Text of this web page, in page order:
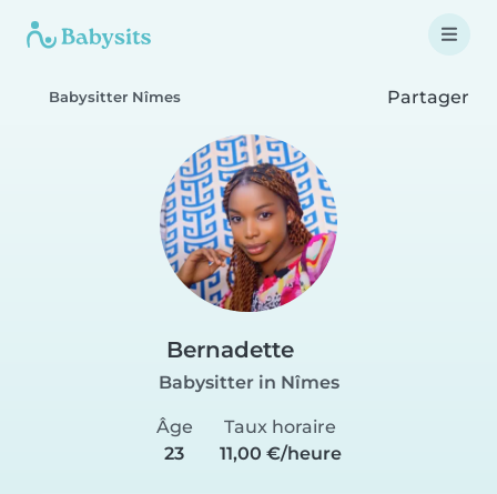
Babysitter Nîmes Partager
Bernadette
Babysitter in Nîmes
Âge
23
Taux horaire
11,00 €/heure